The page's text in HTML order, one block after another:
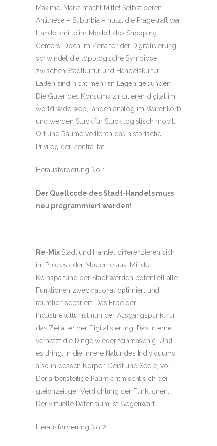
Maxime: Markt macht Mitte! Selbst deren
Antithese – Suburbia – nutzt die Prägekraft der
Handelsmitte im Modell des Shopping
Centers. Doch im Zeitalter der Digitalisierung
schwindet die topologische Symbiose
zwischen Stadtkultur und Handelskultur:
Läden sind nicht mehr an Lagen gebunden.
Die Güter des Konsums zirkulieren digital im
world wide web, landen analog im Warenkorb
und werden Stück für Stück logistisch mobil.
Ort und Räume verlieren das historische
Privileg der Zentralität
Herausforderung No 1:
Der Quellcode des Stadt-Handels muss
neu programmiert werden!
Re-Mix Stadt und Handel differenzieren sich
im Prozess der Moderne aus. Mit der
Kernspaltung der Stadt werden potentiell alle
Funktionen zweckrational optimiert und
räumlich separiert. Das Erbe der
Industriekultur ist nun der Ausgangspunkt für
das Zeitalter der Digitalisierung. Das Internet
vernetzt die Dinge wieder feinmaschig. Und
es dringt in die innere Natur des Individuums,
also in dessen Körper, Geist und Seele, vor.
Der arbeitsteilige Raum entmischt sich bei
gleichzeitiger Verdichtung der Funktionen.
Der virtuelle Datenraum ist Gegenwart.
Herausforderung No 2: